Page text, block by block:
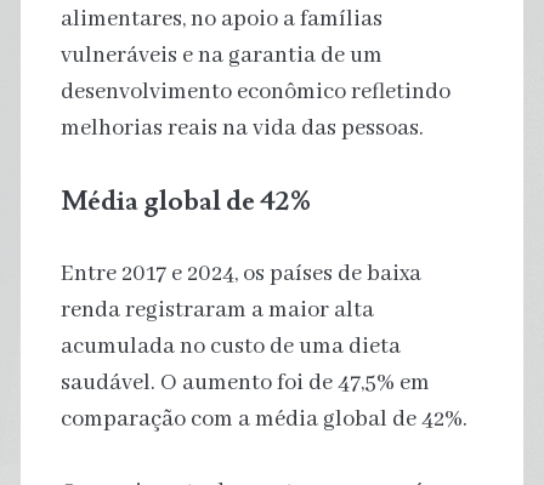
alimentares, no apoio a famílias
vulneráveis ​​e na garantia de um
desenvolvimento econômico refletindo
melhorias reais na vida das pessoas.
Média global de 42%
Entre 2017 e 2024, os países de baixa
renda registraram a maior alta
acumulada no custo de uma dieta
saudável. O aumento foi de 47,5% em
comparação com a média global de 42%.